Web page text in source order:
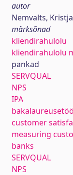
autor
Nemvalts,
märksõnad
kliendirahulolu
kliendirahulolu
pankad
SERVQUAL
NPS
IPA
customer
measuring
banks
SERVQUAL
NPS